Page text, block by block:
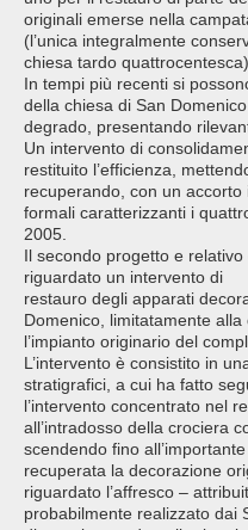
originali emerse nella
(l’unica integralmente
chiesa tardo
In tempi più recenti si
della chiesa di San
degrado, presentando
Un intervento di
restituito l’efficienza,
recuperando, con un
formali caratterizzanti i
2005.
Il secondo progetto e
riguardato un intervento di
restauro degli apparati
Domenico, limitatamente
l’impianto originario del
L’intervento è consistito in
stratigrafici, a cui ha fatto
l’intervento concentrato nel
all’intradosso della crociera
scendendo fino
recuperata la decorazione
riguardato l’affresco –
probabilmente realizzato dai